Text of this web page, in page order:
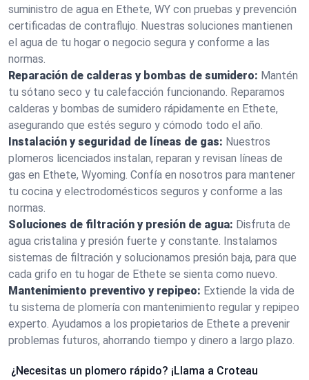
suministro de agua en Ethete, WY con pruebas y prevención
certificadas de contraflujo. Nuestras soluciones mantienen
el agua de tu hogar o negocio segura y conforme a las
normas.
Reparación de calderas y bombas de sumidero: Mantén
tu sótano seco y tu calefacción funcionando. Reparamos
calderas y bombas de sumidero rápidamente en Ethete,
asegurando que estés seguro y cómodo todo el año.
Instalación y seguridad de líneas de gas: Nuestros
plomeros licenciados instalan, reparan y revisan líneas de
gas en Ethete, Wyoming. Confía en nosotros para mantener
tu cocina y electrodomésticos seguros y conforme a las
normas.
Soluciones de filtración y presión de agua: Disfruta de
agua cristalina y presión fuerte y constante. Instalamos
sistemas de filtración y solucionamos presión baja, para que
cada grifo en tu hogar de Ethete se sienta como nuevo.
Mantenimiento preventivo y repipeo: Extiende la vida de
tu sistema de plomería con mantenimiento regular y repipeo
experto. Ayudamos a los propietarios de Ethete a prevenir
problemas futuros, ahorrando tiempo y dinero a largo plazo.
¿Necesitas un plomero rápido? ¡Llama a Croteau